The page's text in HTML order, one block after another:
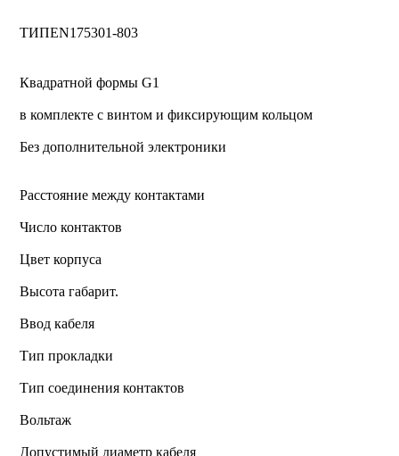
ТИПEN175301-803
Квадратной формы G1
в комплекте с винтом и фиксирующим кольцом
Без дополнительной электроники
Расстояние между контактами
Число контактов
Цвет корпуса
Высота габарит.
Ввод кабеля
Тип прокладки
Тип соединения контактов
Вольтаж
Допустимый диаметр кабеля